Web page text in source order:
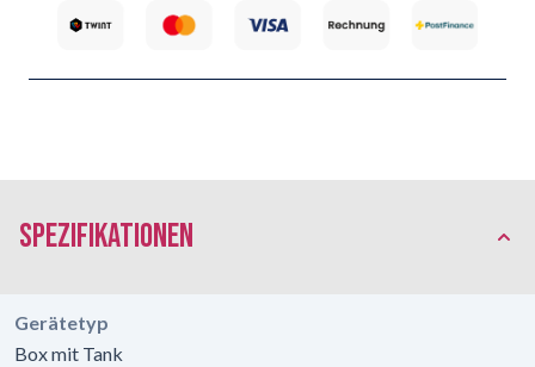
Spezifikationen
Gerätetyp
Box mit Tank